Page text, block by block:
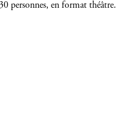
personnes, en format théâtre.